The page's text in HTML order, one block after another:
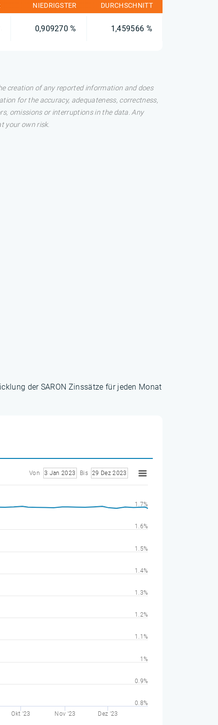
NIEDRIGSTER DURCHSCHNITT
0,909270 % 1,459566 %
creation of any reported information and does
for the accuracy, adequateness, correctness,
omissions or interruptions in the data. Any
your own risk.
der SARON Zinssätze für jeden Monat
Von 3 Jan 2023 Bis 29 Dez 2023
Okt '23 Nov '23 Dez '23
0.8%
0.9%
1%
1.1%
1.2%
1.3%
1.4%
1.5%
1.6%
1.7%